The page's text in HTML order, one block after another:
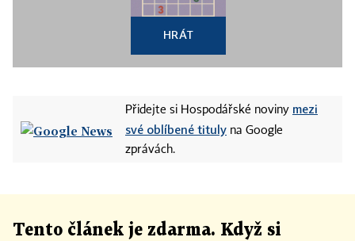
HRÁT
Přidejte si Hospodářské noviny mezi
své oblíbené tituly na Google
zprávách.
Tento článek je zdarma. Když si